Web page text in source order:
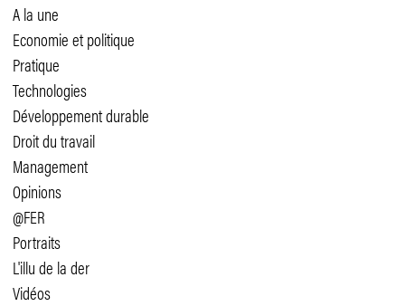
A la une
Economie et politique
Pratique
Technologies
Développement durable
Droit du travail
Management
Opinions
@FER
Portraits
L'illu de la der
Vidéos